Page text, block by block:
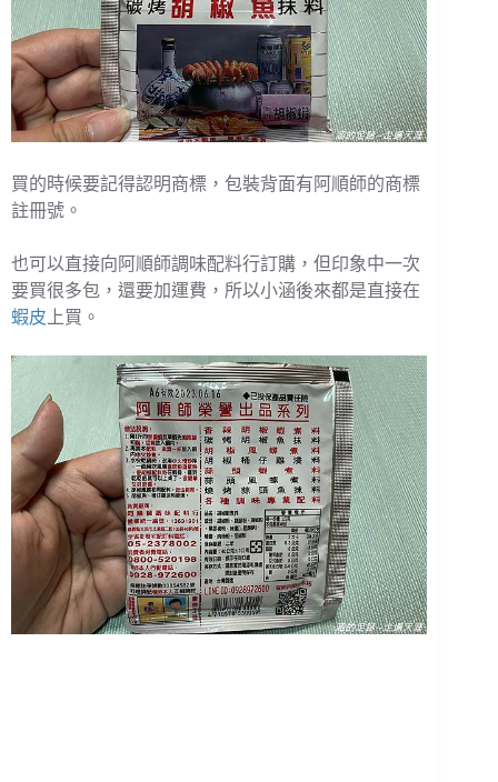
買的時候要記得認明商標，包裝背面有阿順師的商標
註冊號。
也可以直接向阿順師調味配料行訂購，但印象中一次
要買很多包，還要加運費，所以小涵後來都是直接在
蝦皮上買。